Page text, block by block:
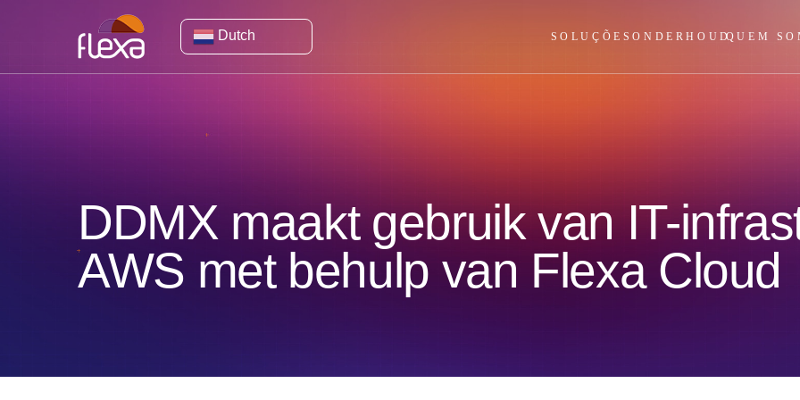
Dutch SOLUÇÕESONDERHOUDQUEM
DDMX maakt gebruik van IT-
AWS met behulp van Flexa Cloud